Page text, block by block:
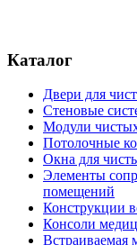
Каталог
Двери для
Стеновые
Модули
Потолочные
Окна для
Элементы
помещений
Конструкции
Консоли
Встраиваемая